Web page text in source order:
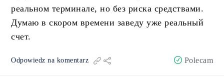
реальном терминале, но без риска средствами.
Думаю в скором времени заведу уже реальный
счет.
Odpowiedz na komentarz Polecam